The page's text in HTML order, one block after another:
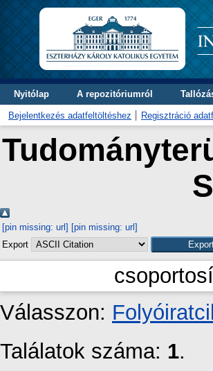
Nyitólap A repozitóriumról
Bejelentkezés adatfeltöltéshez Regisztráció
[pin missing: url] [pin missing: url]
Export
Válasszon:
Találatok száma: 1.